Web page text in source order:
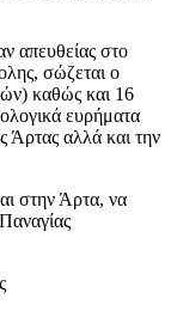
απευθείας στο
σώζεται ο
καθώς και 16
ευρήματα
Άρτας αλλά και την
στην Άρτα, να